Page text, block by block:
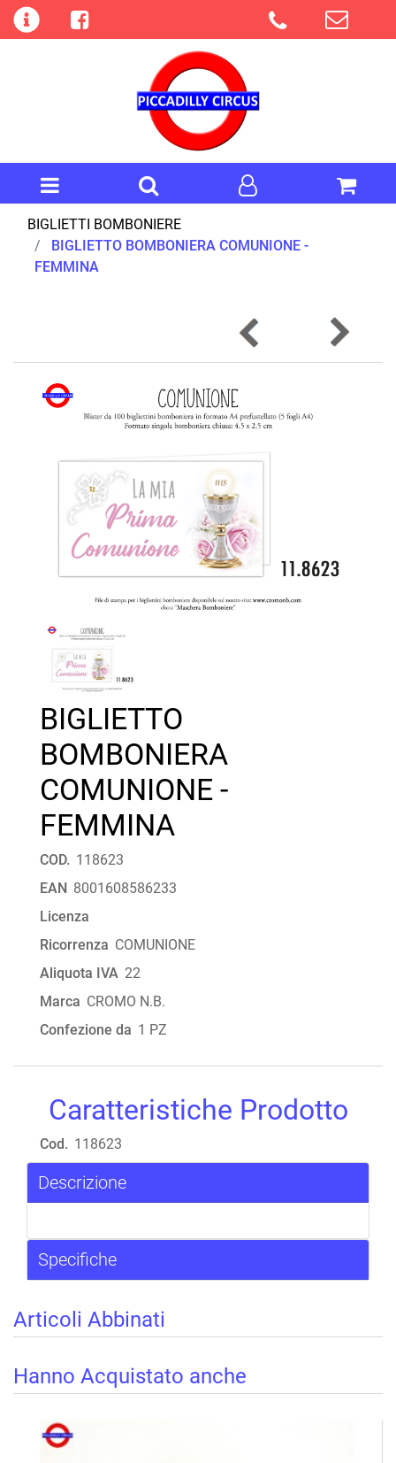
Open menu
Open menu
BIGLIETTI BOMBONIERE
BIGLIETTO BOMBONIERA COMUNIONE -
FEMMINA
BIGLIETTO
BOMBONIERA
COMUNIONE -
FEMMINA
COD. 118623
EAN 8001608586233
Licenza
Ricorrenza COMUNIONE
Aliquota IVA 22
Marca CROMO N.B.
Confezione da 1 PZ
Caratteristiche Prodotto
Cod. 118623
Descrizione
Specifiche
Articoli Abbinati
Hanno Acquistato anche